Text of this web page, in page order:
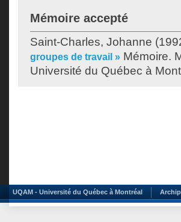
Mémoire accepté
Saint-Charles, Johanne
groupes de travail » Mémoire.
Université du Québec à
UQAM - Université du Québec à Montréal